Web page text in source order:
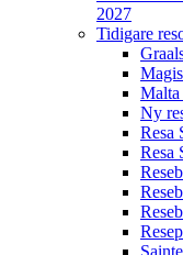
2027
Tidigare
Ny
Resa
Resa